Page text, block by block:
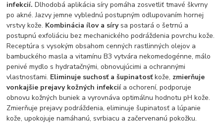
infekcií. Dlhodobá aplikácia síry pomáha zosvetliť tmavé škvrny
po akné. Jazvy jemne vyblednú postupným odlupovaním hornej
vrstvy kože. Kombinácia ílov a sírysa postará o šetrnú a
postupnú exfoliáciu bez mechanického podráždenia povrchu kože.
Receptúra s vysokým obsahom cenných rastlinných olejov a
bambuckého masla a vitamínu B3 vytvára nekomedogénne, málo
penivé mydlo s hydratačnými, obnovujúcimi a ochrannými
vlastnosťami. Eliminuje suchosť a šupinatosťkože, zmierňuje
vonkajšie prejavy kožných infekciía ochorení, podporuje
obnovu kožných buniek a vyrovnáva optimálnu hodnotu pH kože.
Zmierňuje prejavy podráždenia, eliminuje šupinatosť a lúpanie
kože, upokojuje namáhanú, svrbiacu a začervenanú pokožku.